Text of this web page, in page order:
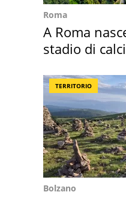
Roma
A Roma
stadio di
TERRITORIO
Bolzano